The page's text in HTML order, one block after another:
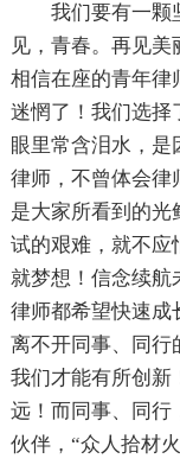
我们要有一颗
见，青春。再见
相信在座的青年律
迷惘了！我们选择
眼里常含泪水，是
律师，不曾体会律
是大家所看到的光
试的艰难，就不应
就梦想！信念续航
律师都希望快速成
离不开同事、同行
我们才能有所创新
远！而同事、同行
伙伴，“众人拾材